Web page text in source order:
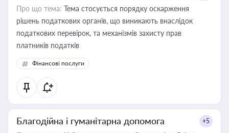
Про що тема: Тема стосується порядку оскарження
рішень податкових органів, що виникають внаслідок
податкових перевірок, та механізмів захисту прав
платників податків
Фінансові послуги
Благодійна і гуманітарна допомога +5